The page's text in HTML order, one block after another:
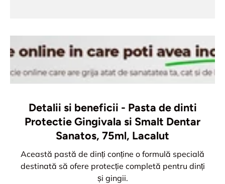
Detalii si beneficii - Pasta de dinti
Protectie Gingivala si Smalt Dentar
Sanatos, 75ml, Lacalut
Această pastă de dinți conține o formulă specială
destinată să ofere protecție completă pentru dinți
și gingii.